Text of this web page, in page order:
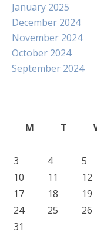
January 2025
December 2024
November 2024
October 2024
September 2024
M
T
3
4 5
10
11 12
17
18 19
24
25 26
31